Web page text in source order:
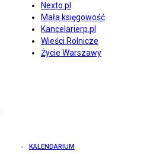
Nexto.pl
Mała księgowość
Kancelarierp.pl
Wieści Rolnicze
Życie Warszawy
KALENDARIUM